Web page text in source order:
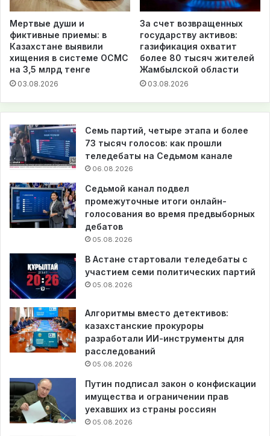
Мертвые души и
фиктивные приемы: в
Казахстане выявили
хищения в системе ОСМС
на 3,5 млрд тенге
03.08.2026
За счет возвращенных
государству активов:
газификация охватит
более 80 тысяч жителей
Жамбылской области
03.08.2026
Семь партий, четыре этапа и более
73 тысяч голосов: как прошли
теледебаты на Седьмом канале
06.08.2026
Седьмой канал подвел
промежуточные итоги онлайн-
голосования во время предвыборных
дебатов
05.08.2026
В Астане стартовали теледебаты с
участием семи политических партий
05.08.2026
Алгоритмы вместо детективов:
казахстанские прокуроры
разработали ИИ-инструменты для
расследований
05.08.2026
Путин подписал закон о конфискации
имущества и ограничении прав
уехавших из страны россиян
05.08.2026